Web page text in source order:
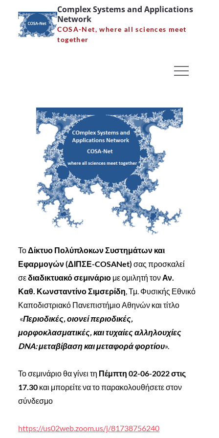
content
Complex Systems and Applications
Network
COSA-Net, where all sciences meet
together
ΤοΔίκτυο Πολύπλοκων Συστημάτων και
Εφαρμογών (ΔΙΠΣΕ-COSANet) σας προσκαλεί
σεδιαδικτυακό σεμινάριο με ομιλητή τονΑν.
Καθ. Κωνσταντίνο Σιμσερίδη, Τμ. Φυσικής Εθνικό
Καποδιστριακό Πανεπιστήμιο Αθηνών και τίτλο
«Περιοδικές, οιονεί περιοδικές,
μορφοκλασματικές, και τυχαίες αλληλουχίες
DNA: μεταβίβαση και μεταφορά φορτίου».
Το σεμινάριο θα γίνει τη Πέμπτη 02-06-2022 στις
17.30 και μπορείτε να το παρακολουθήσετε στον
σύνδεσμο
https://us02web.zoom.us/j/81738756240